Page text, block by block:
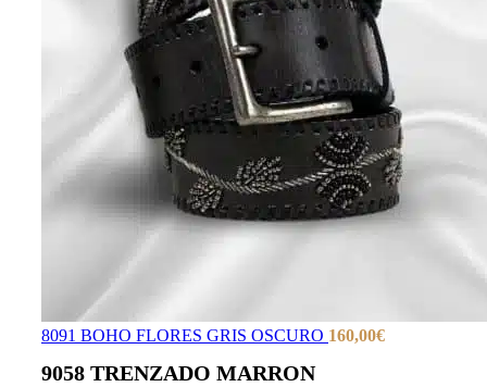
8091 BOHO FLORES GRIS OSCURO 160,00€
9058 TRENZADO MARRON